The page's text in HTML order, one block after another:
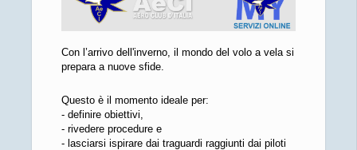
Con l’arrivo dell'inverno, il mondo del volo a vela si
prepara a nuove sfide.
Questo è il momento ideale per:
- definire obiettivi,
- rivedere procedure e
- lasciarsi ispirare dai traguardi raggiunti dai piloti